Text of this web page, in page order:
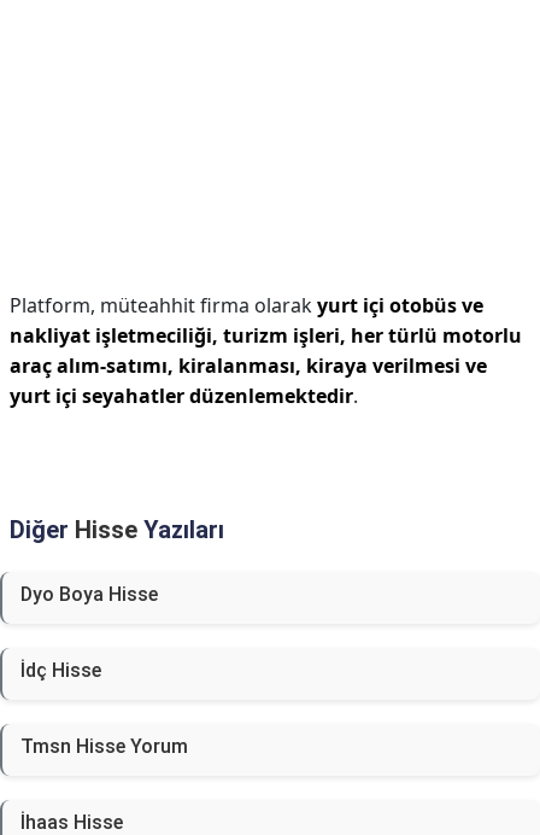
Platform, müteahhit firma olarakyurt içi otobüs ve
nakliyat işletmeciliği, turizm işleri, her türlü motorlu
araç alım-satımı, kiralanması, kiraya verilmesi ve
yurt içi seyahatler düzenlemektedir.
Diğer Hisse Yazıları
Dyo Boya Hisse
İdç Hisse
Tmsn Hisse Yorum
İhaas Hisse